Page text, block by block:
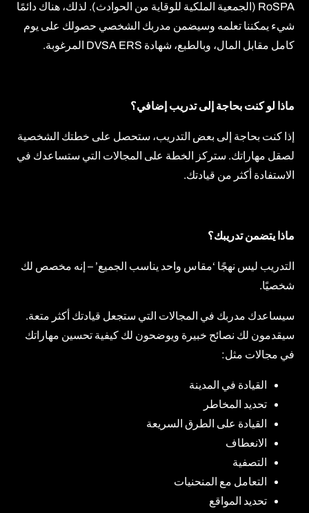
RoSPA (الجمعية الملكية للوقاية من الحوادث). لذلك، هناك دائمًا
شيء يمكننا تعلمه وسيضمن مدربك الشخصي حصولك على يوم
كامل مقابل المال، وبالطبع، شهادة DVSA ERS المرغوبة.
ماذا لو كنت بحاجة إلى تدريب إضافي؟
إذا كنت بحاجة إلى بعض التدريب، ستحصل على خطتك الشخصية
لصقل مهاراتك. ستركز الخطة على المجالات التي ستساعدك في
الاستفادة أكثر من قيادتك.
ماذا يتضمن تدريبك؟
التدريب ليس نهجًا ‘مقاس واحد يناسب الجميع’ – إنه مخصص لك
شخصيًا.
سيساعدك مدربك في المجالات التي ستجعل قيادتك أكثر متعة.
سيقدمون لك نصائح خبيرة ويوضحون لك كيفية تحسين مهاراتك
في مجالات مثل:
القيادة في المدينة
تحديد المخاطر
القيادة على الطرق السريعة
الانعطاف
التصفية
التعامل مع المنحنيات
تحديد المواقع